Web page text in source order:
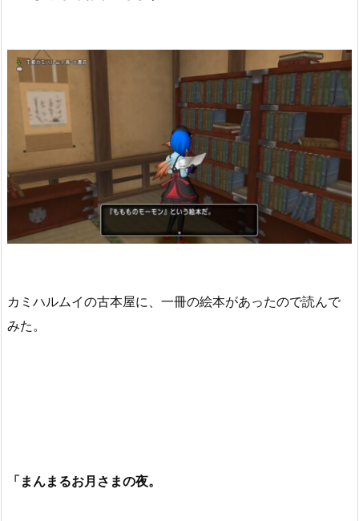
カミハルムイの古本屋に、一冊の絵本があったので読んで
みた。
「まんまるお月さまの夜。